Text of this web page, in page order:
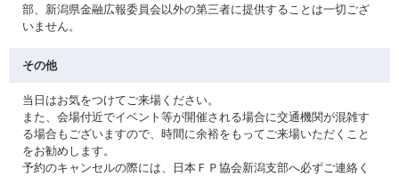
部、新潟県金融広報委員会以外の第三者に提供することは一切ござ
いません。
その他
当日はお気をつけてご来場ください。
また、会場付近でイベント等が開催される場合に交通機関が混雑す
る場合もございますので、時間に余裕をもってご来場いただくこと
をお勧めします。
予約のキャンセルの際には、日本ＦＰ協会新潟支部へ必ずご連絡く